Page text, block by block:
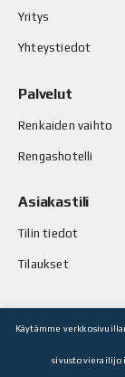
Yritys
Yhteystiedot
Palvelut
Renkaiden vaihto
Rengashotelli
Asiakastili
Tilin tiedot
Tilaukset
© Stop-Rust Oy.
Käytämme